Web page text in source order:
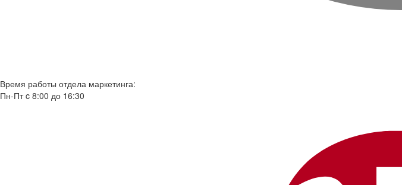
Время работы отдела маркетинга:
Пн-Пт c 8:00 до 16:30